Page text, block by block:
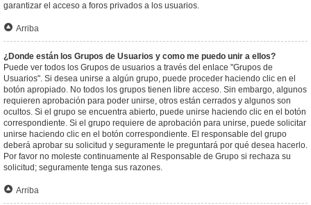
garantizar el acceso a foros privados a los usuarios.
Arriba
¿Donde están los Grupos de Usuarios y como me puedo unir a ellos?
Puede ver todos los Grupos de usuarios a través del enlace "Grupos de
Usuarios". Si desea unirse a algún grupo, puede proceder haciendo clic en el
botón apropiado. No todos los grupos tienen libre acceso. Sin embargo, algunos
requieren aprobación para poder unirse, otros están cerrados y algunos son
ocultos. Si el grupo se encuentra abierto, puede unirse haciendo clic en el botón
correspondiente. Si el grupo requiere de aprobación para unirse, puede solicitar
unirse haciendo clic en el botón correspondiente. El responsable del grupo
deberá aprobar su solicitud y seguramente le preguntará por qué desea hacerlo.
Por favor no moleste continuamente al Responsable de Grupo si rechaza su
solicitud; seguramente tenga sus razones.
Arriba